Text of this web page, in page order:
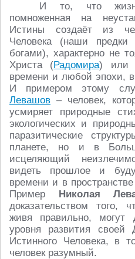
И то, что жизнь
помноженная на
Истины создаёт из
Человека (наши
богами), характерно не
Христа (Радомира) или
времени и любой эпохи,
И примером этому
Левашов – человек,
усмиряет природные
экологических и
паразитические
планете, но и в
исцеляющий
видеть прошлое и
времени и в
Пример Николая
доказательством того,
живя правильно, могут
уровня развития
Истинного Человека, в
человек разумный.